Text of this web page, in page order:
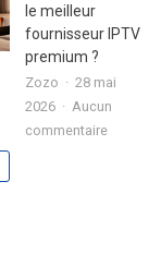
le meilleur
fournisseur IPTV
premium ?
Zozo
28 mai
2026
Aucun
commentairesur